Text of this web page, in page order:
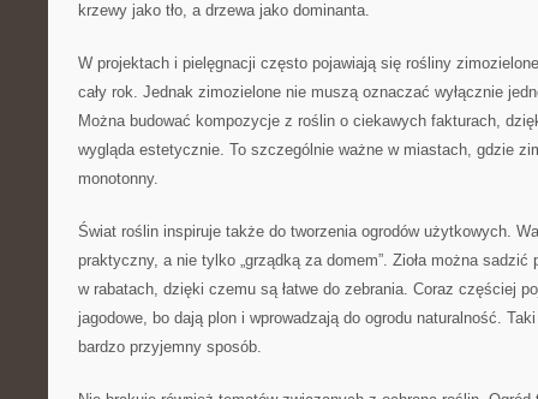
krzewy jako tło, a drzewa jako dominanta.
W projektach i pielęgnacji często pojawiają się rośliny
cały rok. Jednak zimozielone nie muszą oznaczać wyłącznie
Można budować kompozycje z roślin o ciekawych fakturach,
wygląda estetycznie. To szczególnie ważne w miastach, gdzie
monotonny.
Świat roślin inspiruje także do tworzenia ogrodów użytkowych.
praktyczny, a nie tylko „grządką za domem”. Zioła można
w rabatach, dzięki czemu są łatwe do zebrania. Coraz częściej
jagodowe, bo dają plon i wprowadzają do ogrodu naturalność.
bardzo przyjemny sposób.